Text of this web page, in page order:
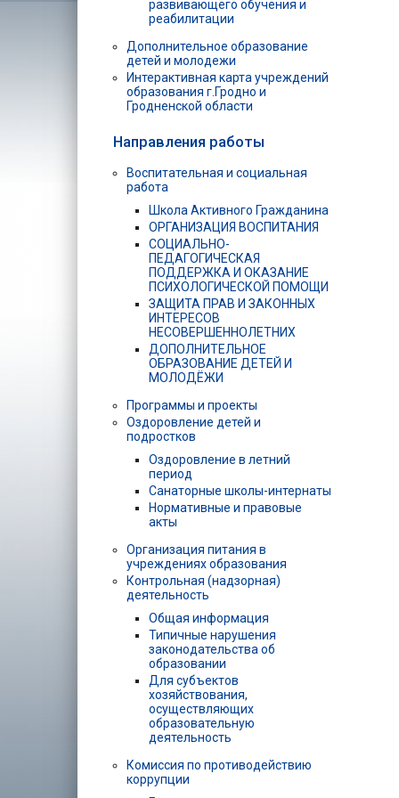
развивающего обучения и
реабилитации
Дополнительное образование
детей и молодежи
Интерактивная карта учреждений
образования г.Гродно и
Гродненской области
Направления работы
Воспитательная и социальная
работа
Школа Активного Гражданина
ОРГАНИЗАЦИЯ ВОСПИТАНИЯ
СОЦИАЛЬНО-
ПЕДАГОГИЧЕСКАЯ
ПОДДЕРЖКА И ОКАЗАНИЕ
ПСИХОЛОГИЧЕСКОЙ ПОМОЩИ
ЗАЩИТА ПРАВ И ЗАКОННЫХ
ИНТЕРЕСОВ
НЕСОВЕРШЕННОЛЕТНИХ
ДОПОЛНИТЕЛЬНОЕ
ОБРАЗОВАНИЕ ДЕТЕЙ И
МОЛОДЁЖИ
Программы и проекты
Оздоровление детей и
подростков
Оздоровление в летний
период
Санаторные школы-интернаты
Нормативные и правовые
акты
Организация питания в
учреждениях образования
Контрольная (надзорная)
деятельность
Общая информация
Типичные нарушения
законодательства об
образовании
Для субъектов
хозяйствования,
осуществляющих
образовательную
деятельность
Комиссия по противодействию
коррупции